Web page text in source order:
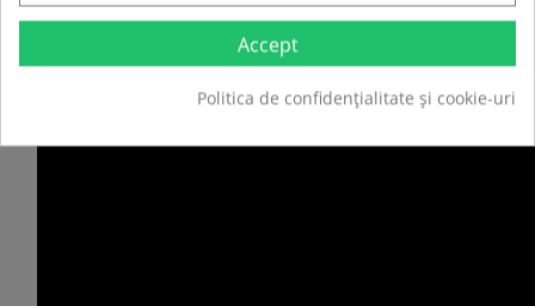
Accept
Politica de confidențialitate și cookie-uri